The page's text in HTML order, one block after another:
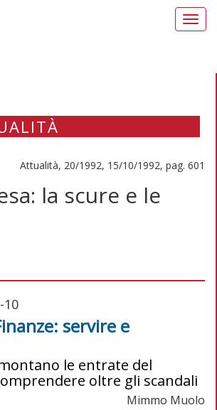
Attualità, 20/1992, 15/10/1992, pag. 601
la scure e le
10
servire e
le entrate del
oltre gli scandali
Mimmo Muolo